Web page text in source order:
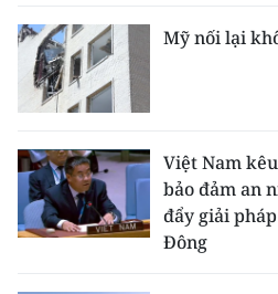
Mỹ nối lại
Việt Nam
bảo đảm an
đẩy giải
Đông